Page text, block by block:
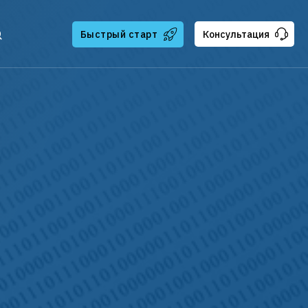
Быстрый старт Консультация